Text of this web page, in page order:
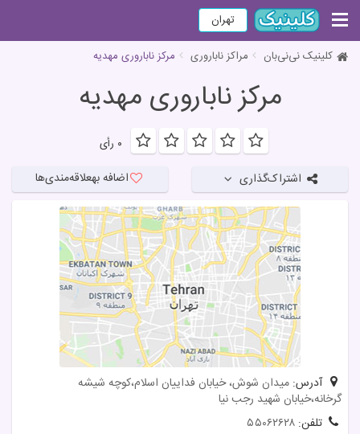
تهران
کلینیک نی‌نی‌بان مراکز ناباروری مرکز ناباروری مهدیه
مرکز ناباروری مهدیه
۰ رأی
اشتراک‌گذاری اضافه بهعلاقه‌مندی‌ها
آدرس: میدان شوش، خیابان فداییان اسلام،کوچه شیشه
گرخانه،خیابان شهید رجب نیا
تلفن: ۵۵۰۶۲۶۲۸